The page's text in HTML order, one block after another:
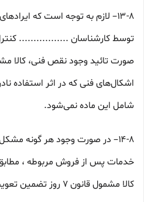
۱۳-۸– لازم به توجه است که
توسط کارشناسان .................
اشکال‏‌های فنی که در اثر استفاده
شامل این ماده نمی‌‏شود.
۱۴-۸– در صورت وجود هر گونه
خدمات پس از فروش مربوطه ،
کالا مشمول قانون ۷ روز تضمین تعویض کالای معیوب می گردد.